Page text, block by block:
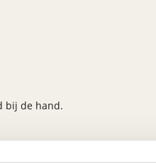
bij de hand.